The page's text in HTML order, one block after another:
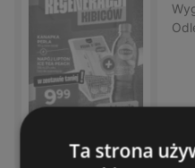
Ta strona